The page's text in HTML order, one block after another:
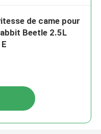
de came pour
Beetle 2.5L